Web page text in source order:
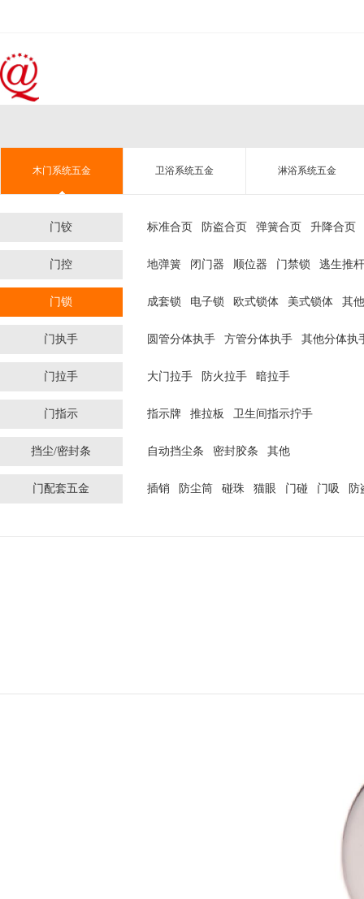
木门系统五金 卫浴系统五金 淋浴系统五金
门铰 标准合页 防盗合页 弹簧合页 升降合页
门控 地弹簧 闭门器 顺位器 门禁锁 逃生推
门锁 成套锁 电子锁 欧式锁体 美式锁体 其
门执手 圆管分体执手 方管分体执手 其他分体执
门拉手 大门拉手 防火拉手 暗拉手
门指示 指示牌 推拉板 卫生间指示拧手
挡尘/密封条 自动挡尘条 密封胶条 其他
门配套五金 插销 防尘筒 碰珠 猫眼 门碰 门吸 防